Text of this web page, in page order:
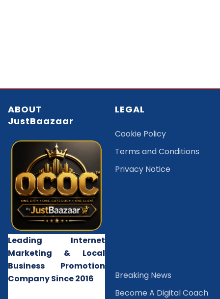
ABOUT
JustBaazaar
Leading Internet
Marketing & Local
Business Promotion
Company Since 2016
LEGAL
Cookie Policy
Terms and Conditions
Privacy Notice
Breaking News
Become A Digital Coach